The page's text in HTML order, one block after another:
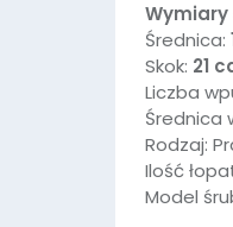
Wymiary
Średnica:
Skok: 21
Liczba
Średnica
Rodzaj:
Ilość
Model